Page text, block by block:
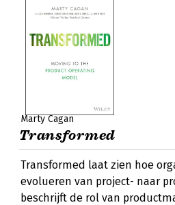
Marty Cagan
Transformed
Transformed laat zien hoe
evolueren van project- naar
beschrijft de rol van